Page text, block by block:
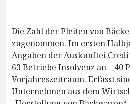
Die Zahl der Pleiten von
zugenommen. Im ersten
Angaben der Auskunftei
63 Betriebe Insolvenz an – 40
Vorjahreszeitraum. Erfasst
Unternehmen aus dem